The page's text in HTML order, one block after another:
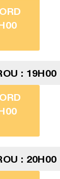
: 19H00
: 20H00